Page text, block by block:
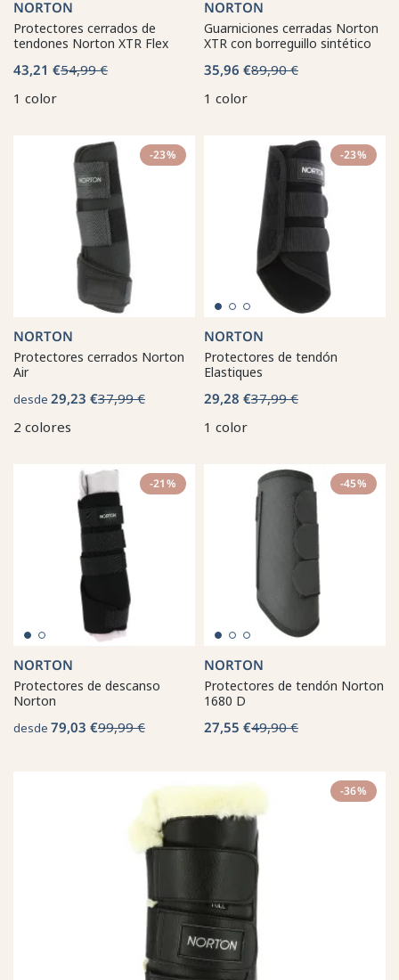
NORTON
Protectores cerrados de
tendones Norton XTR Flex
43,21 €54,99 €
1 color
NORTON
Guarniciones cerradas Norton
XTR con borreguillo sintético
35,96 €89,90 €
1 color
-23%
NORTON
Protectores cerrados Norton
Air
desde 29,23 €37,99 €
2 colores
-23%
NORTON
Protectores de tendón
Elastiques
29,28 €37,99 €
1 color
-21%
NORTON
Protectores de descanso
Norton
desde 79,03 €99,99 €
-45%
NORTON
Protectores de tendón Norton
1680 D
27,55 €49,90 €
-36%